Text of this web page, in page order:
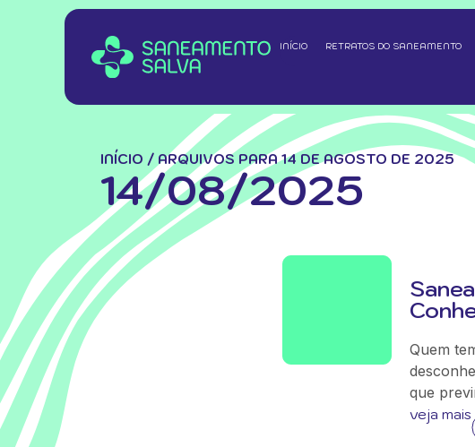
INÍCIO RETRATOS DO SANEAMENTO
INÍCIO / ARQUIVOS PARA 14 DE AGOSTO DE 2025
14/08/2025
Quem
que
veja mais